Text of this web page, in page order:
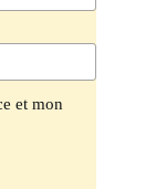
et mon